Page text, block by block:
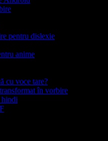
pentru dislexie
anime
cu voce tare?
în vorbire
hindi